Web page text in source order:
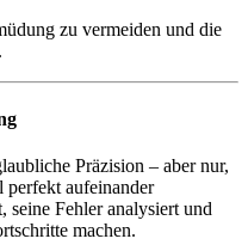
zu vermeiden und die
Präzision – aber nur,
aufeinander
seine Fehler analysiert und
machen.